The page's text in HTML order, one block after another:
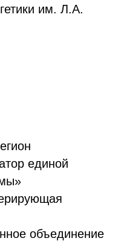
им. Л.А.
единой
объединение